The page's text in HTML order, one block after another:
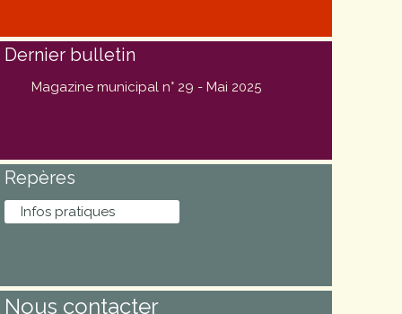
Dernier bulletin
Magazine municipal n° 29 - Mai 2025
Repères
Infos pratiques
Nous contacter